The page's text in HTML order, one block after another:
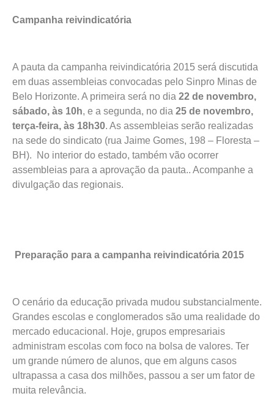
Campanha reivindicatória
A pauta da campanha reivindicatória 2015 será discutida
em duas assembleias convocadas pelo Sinpro Minas de
Belo Horizonte. A primeira será no dia 22 de novembro,
sábado, às 10h, e a segunda, no dia 25 de novembro,
terça-feira, às 18h30. As assembleias serão realizadas
na sede do sindicato (rua Jaime Gomes, 198 – Floresta –
BH). No interior do estado, também vão ocorrer
assembleias para a aprovação da pauta.. Acompanhe a
divulgação das regionais.
Preparação para a campanha reivindicatória 2015
O cenário da educação privada mudou substancialmente.
Grandes escolas e conglomerados são uma realidade do
mercado educacional. Hoje, grupos empresariais
administram escolas com foco na bolsa de valores. Ter
um grande número de alunos, que em alguns casos
ultrapassa a casa dos milhões, passou a ser um fator de
muita relevância.